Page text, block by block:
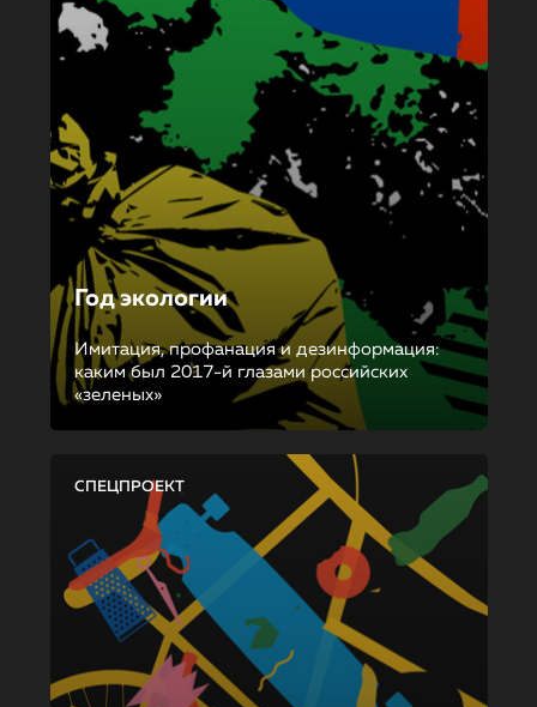
Год экологии
Имитация, профанация и дезинформация:
каким был 2017-й глазами российских
«зеленых»
СПЕЦПРОЕКТ